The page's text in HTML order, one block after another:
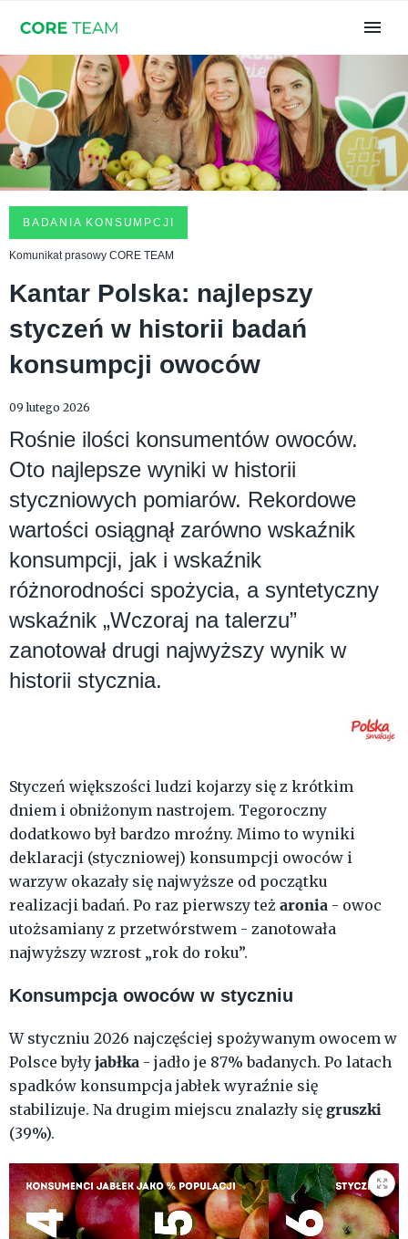
BADANIA KONSUMPCJI
Komunikat prasowy CORE TEAM
Kantar Polska: najlepszy
styczeń w historii badań
konsumpcji owoców
09 lutego 2026
Rośnie ilości konsumentów owoców.
Oto najlepsze wyniki w historii
styczniowych pomiarów. Rekordowe
wartości osiągnął zarówno wskaźnik
konsumpcji, jak i wskaźnik
różnorodności spożycia, a syntetyczny
wskaźnik „Wczoraj na talerzu”
zanotował drugi najwyższy wynik w
historii stycznia.
Styczeń większości ludzi kojarzy się z krótkim
dniem i obniżonym nastrojem. Tegoroczny
dodatkowo był bardzo mroźny. Mimo to wyniki
deklaracji (styczniowej) konsumpcji owoców i
warzyw okazały się najwyższe od początku
realizacji badań. Po raz pierwszy też aronia - owoc
utożsamiany z przetwórstwem - zanotowała
najwyższy wzrost „rok do roku”.
Konsumpcja owoców w styczniu
W styczniu 2026 najczęściej spożywanym owocem w
Polsce były jabłka - jadło je 87% badanych. Po latach
spadków konsumpcja jabłek wyraźnie się
stabilizuje. Na drugim miejscu znalazły się gruszki
(39%).